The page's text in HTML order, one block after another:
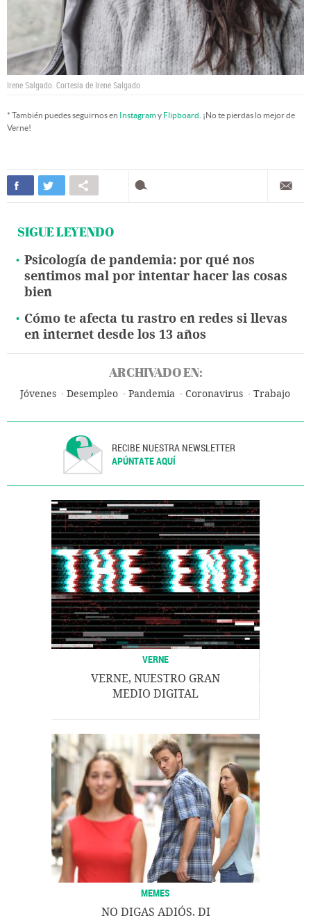
Irene Salgado. Cortesía de Irene Salgado
* También puedes seguirnos en Instagramy Flipboard . ¡No te pierdas lo mejor de
Verne!
SIGUE LEYENDO
Psicología de pandemia: por qué nos
sentimos mal por intentar hacer las cosas
bien
Cómo te afecta tu rastro en redes si llevas
en internet desde los 13 años
ARCHIVADO EN:
Jóvenes Desempleo Pandemia Coronavirus Trabajo
RECIBE NUESTRA NEWSLETTER
APÚNTATE AQUÍ
VERNE
VERNE, NUESTRO GRAN
MEDIO DIGITAL
MEMES
NO DIGAS ADIÓS, DI